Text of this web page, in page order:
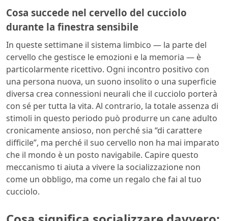
Cosa succede nel cervello del cucciolo
durante la finestra sensibile
In queste settimane il sistema limbico — la parte del
cervello che gestisce le emozioni e la memoria — è
particolarmente ricettivo. Ogni incontro positivo con
una persona nuova, un suono insolito o una superficie
diversa crea connessioni neurali che il cucciolo porterà
con sé per tutta la vita. Al contrario, la totale assenza di
stimoli in questo periodo può produrre un cane adulto
cronicamente ansioso, non perché sia “di carattere
difficile”, ma perché il suo cervello non ha mai imparato
che il mondo è un posto navigabile. Capire questo
meccanismo ti aiuta a vivere la socializzazione non
come un obbligo, ma come un regalo che fai al tuo
cucciolo.